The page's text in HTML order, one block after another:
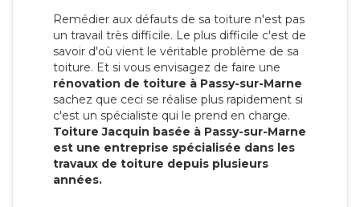
Remédier aux défauts de sa toiture n'est pas
un travail très difficile. Le plus difficile c'est de
savoir d'où vient le véritable problème de sa
toiture. Et si vous envisagez de faire une
rénovation de toiture à Passy-sur-Marne
sachez que ceci se réalise plus rapidement si
c'est un spécialiste qui le prend en charge.
Toiture Jacquin basée à Passy-sur-Marne
est une entreprise spécialisée dans les
travaux de toiture depuis plusieurs
années.